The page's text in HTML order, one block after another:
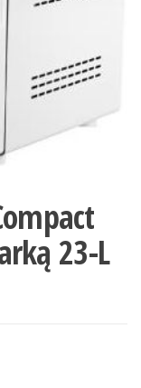
23-L